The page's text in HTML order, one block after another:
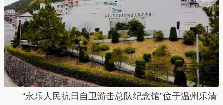
“永乐人民抗日自卫游击总队纪念馆”位于温州乐清